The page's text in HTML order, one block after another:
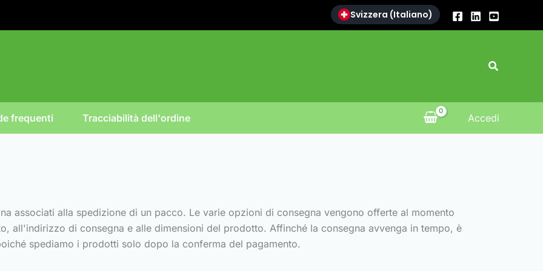
Svizzera (Italiano)
Search
frequenti Tracciabilità dell'ordine Accedi
associati alla spedizione di un pacco. Le varie opzioni di consegna vengono offerte al momento
all'indirizzo di consegna e alle dimensioni del prodotto. Affinché la consegna avvenga in tempo, è
spediamo i prodotti solo dopo la conferma del pagamento.